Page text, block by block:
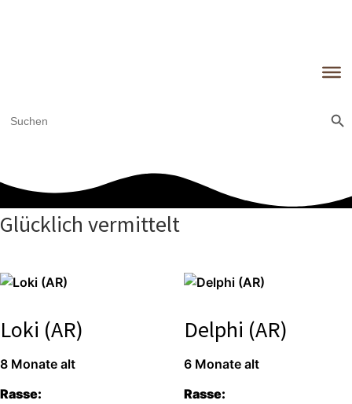
for:
Glücklich vermittelt
Loki (AR)
8 Mona­te alt
Ras­se:
Delphi (AR)
6 Mona­te alt
Ras­se: